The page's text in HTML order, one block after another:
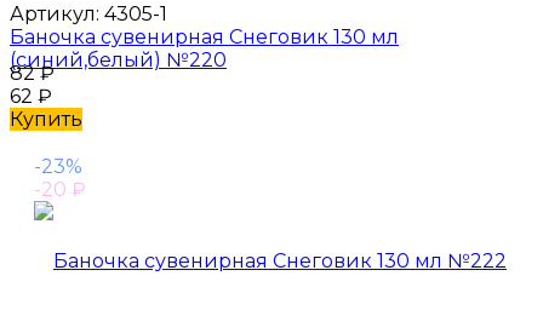
Артикул: 4305-1
Баночка сувенирная Снеговик 130 мл
(синий,белый) №220
82₽
62 ₽
Купить
-23%
-20 ₽